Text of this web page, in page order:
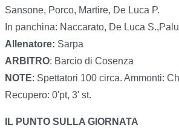
Sansone, Porco, Martire, De Luca P.
In panchina: Naccarato, De Luca
Allenatore: Sarpa
ARBITRO: Barcio di Cosenza
NOTE: Spettatori 100 circa. Ammonti:
Recupero: 0'pt, 3' st.
IL PUNTO SULLA GIORNATA